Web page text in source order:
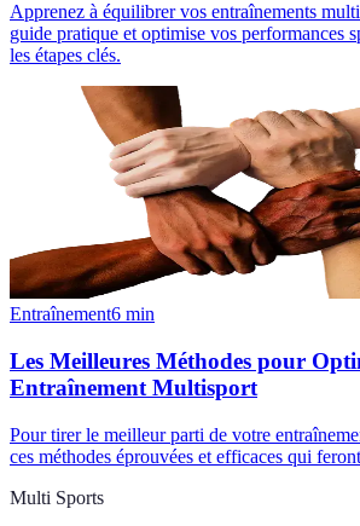
Apprenez à équilibrer vos entraînements
guide pratique et optimise vos performances
les étapes clés.
Entraînement6 min
Les Meilleures Méthodes pour
Entraînement Multisport
Pour tirer le meilleur parti de votre
ces méthodes éprouvées et efficaces qui
Multi Sports